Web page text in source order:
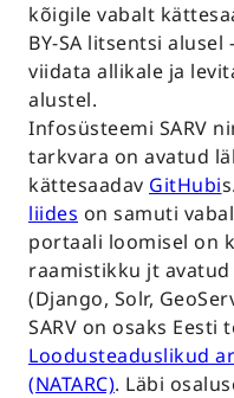
kõigile vabalt
BY-SA litsentsi
viidata allikale ja
alustel.
Infosüsteemi SARV
tarkvara on avatud
kättesaadav GitHubi
liides on samuti
portaali loomisel on
raamistikku jt
(Django, Solr,
SARV on osaks
Loodusteaduslikud
(NATARC). Läbi